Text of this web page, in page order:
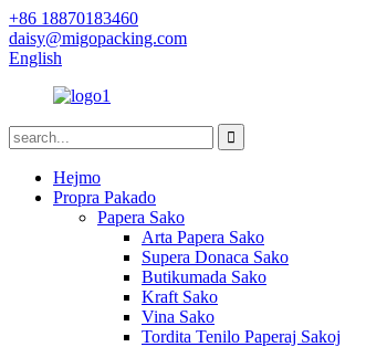
+86 18870183460
daisy@migopacking.com
English
Hejmo
Propra Pakado
Papera Sako
Arta Papera Sako
Supera Donaca Sako
Butikumada Sako
Kraft Sako
Vina Sako
Tordita Tenilo Paperaj Sakoj